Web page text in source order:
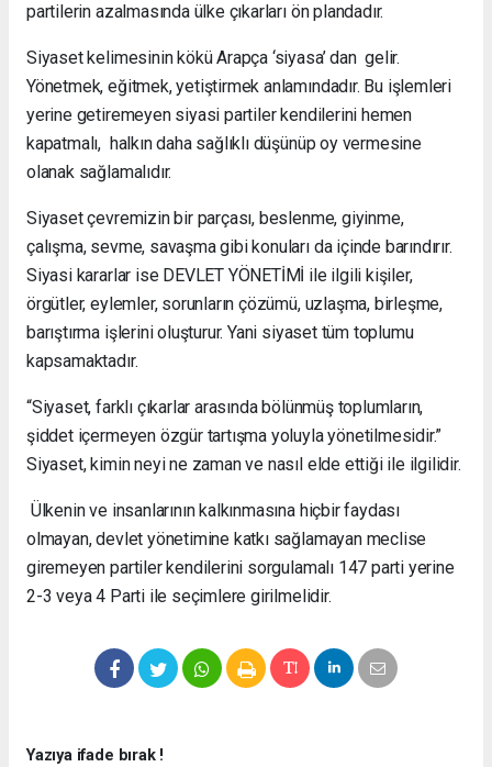
partilerin azalmasında ülke çıkarları ön plandadır.
Siyaset kelimesinin kökü Arapça ‘siyasa’ dan gelir.
Yönetmek, eğitmek, yetiştirmek anlamındadır. Bu işlemleri
yerine getiremeyen siyasi partiler kendilerini hemen
kapatmalı, halkın daha sağlıklı düşünüp oy vermesine
olanak sağlamalıdır.
Siyaset çevremizin bir parçası, beslenme, giyinme,
çalışma, sevme, savaşma gibi konuları da içinde barındırır.
Siyasi kararlar ise DEVLET YÖNETİMİ ile ilgili kişiler,
örgütler, eylemler, sorunların çözümü, uzlaşma, birleşme,
barıştırma işlerini oluşturur. Yani siyaset tüm toplumu
kapsamaktadır.
“Siyaset, farklı çıkarlar arasında bölünmüş toplumların,
şiddet içermeyen özgür tartışma yoluyla yönetilmesidir.”
Siyaset, kimin neyi ne zaman ve nasıl elde ettiği ile ilgilidir.
Ülkenin ve insanlarının kalkınmasına hiçbir faydası
olmayan, devlet yönetimine katkı sağlamayan meclise
giremeyen partiler kendilerini sorgulamalı 147 parti yerine
2-3 veya 4 Parti ile seçimlere girilmelidir.
Yazıya ifade bırak !